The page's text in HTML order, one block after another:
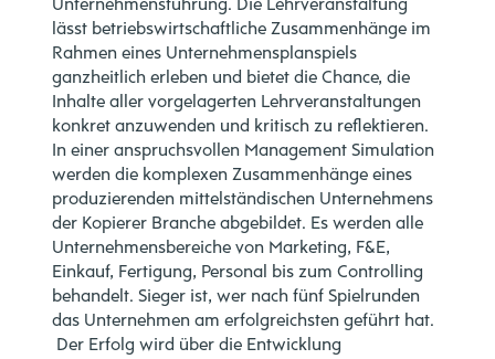
Unternehmensführung. Die Lehrveranstaltung
lässt betriebswirtschaftliche Zusammenhänge im
Rahmen eines Unternehmensplanspiels
ganzheitlich erleben und bietet die Chance, die
Inhalte aller vorgelagerten Lehrveranstaltungen
konkret anzuwenden und kritisch zu reflektieren.
In einer anspruchsvollen Management Simulation
werden die komplexen Zusammenhänge eines
produzierenden mittelständischen Unternehmens
der Kopierer Branche abgebildet. Es werden alle
Unternehmensbereiche von Marketing, F&E,
Einkauf, Fertigung, Personal bis zum Controlling
behandelt. Sieger ist, wer nach fünf Spielrunden
das Unternehmen am erfolgreichsten geführt hat.
Der Erfolg wird über die Entwicklung